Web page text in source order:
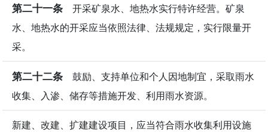
第二十一条 开采矿泉水、地热水实行特许经营。矿泉
水、地热水的开采应当依照法律、法规规定，实行限量开
采。
第二十二条 鼓励、支持单位和个人因地制宜，采取雨水
收集、入渗、储存等措施开发、利用雨水资源。
新建、改建、扩建建设项目，应当符合雨水收集利用设施